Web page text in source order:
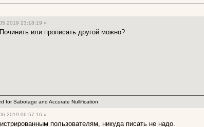
23:18:19 »
или прописать другой можно?
for Sabotage and Accurate Nullification
06:57:16 »
пользователям, никуда писать не надо.